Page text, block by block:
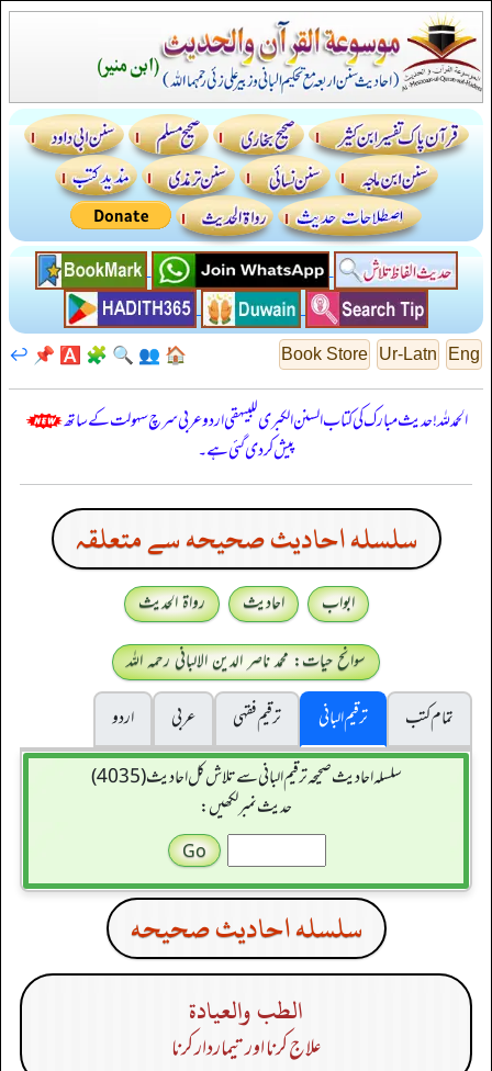
Eng
Ur-Latn
Book Store
🏠
👥
🔍
🧩
🅰️
📌
↩️
الحمدللہ! حدیث مبارک کی کتاب السنن الكبرى للبيهقي اردو عربی سرچ سہولت کے ساتھ
پیش کر دی گئی ہے۔
سلسله احاديث صحيحه سے متعلقہ
ابواب احادیث
رواۃ الحدیث
سوانح حیات: محمد ناصر الدین الالبانی رحمہ اللہ
تمام کتب
ترقیم البانی ترقيم فقہی عربی
اردو
سلسله احاديث صحيحه ترقیم البانی سے تلاش کل احادیث (4035)
حدیث نمبر لکھیں:
سلسله احاديث صحيحه
الطب والعيادة
علاج کرنا اور تیماردار کرنا